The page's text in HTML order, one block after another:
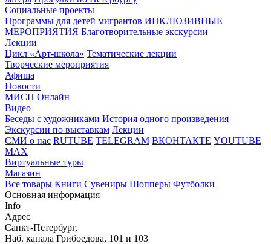
Социальные проекты
Программы для детей мигрантов ИНКЛЮЗИВНЫЕ
МЕРОПРИЯТИЯ Благотворительные экскурсии
Лекции
Цикл «Арт-школа» Тематические лекции
Творческие мероприятия
Афиша
Новости
МИСП Онлайн
Видео
Беседы с художниками История одного произведения
Экскурсии по выставкам Лекции
СМИ о нас RUTUBE TELEGRAM ВКОНТАКТЕ YOUTUBE
MAX
Виртуальные туры
Магазин
Все товары Книги Сувениры Шопперы Футболки
Основная информация
Info
Адрес
Санкт-Петербург,
Наб. канала Грибоедова, 101 и 103